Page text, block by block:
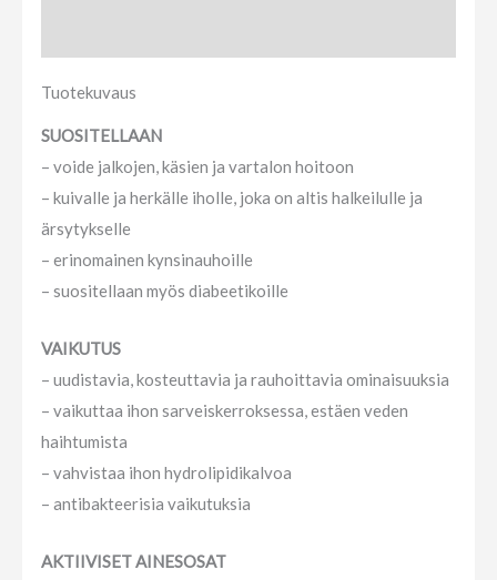
Tuotekuvaus
SUOSITELLAAN
– voide jalkojen, käsien ja vartalon hoitoon
– kuivalle ja herkälle iholle, joka on altis halkeilulle ja
ärsytykselle
– erinomainen kynsinauhoille
– suositellaan myös diabeetikoille
VAIKUTUS
– uudistavia, kosteuttavia ja rauhoittavia ominaisuuksia
– vaikuttaa ihon sarveiskerroksessa, estäen veden
haihtumista
– vahvistaa ihon hydrolipidikalvoa
– antibakteerisia vaikutuksia
AKTIIVISET AINESOSAT